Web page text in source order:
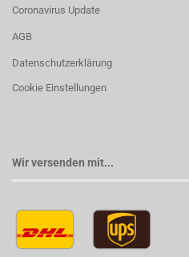
Coronavirus Update
AGB
Datenschutzerklärung
Cookie Einstellungen
Wir versenden mit...